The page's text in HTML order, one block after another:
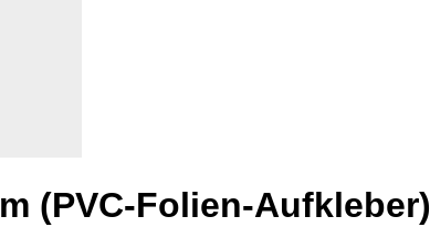
(PVC-Folien-Aufkleber)